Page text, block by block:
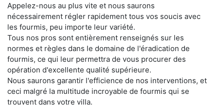
Appelez-nous au plus vite et nous saurons
nécessairement régler rapidement tous vos soucis avec
les fourmis, peu importe leur variété.
Tous nos pros sont entièrement renseignés sur les
normes et règles dans le domaine de l'éradication de
fourmis, ce qui leur permettra de vous procurer des
opération d'excellente qualité supérieure.
Nous saurons garantir l'efficience de nos interventions, et
ceci malgré la multitude incroyable de fourmis qui se
trouvent dans votre villa.